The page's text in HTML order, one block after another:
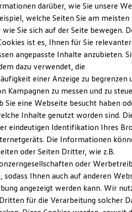
der ID. Modelle
im Winter
Lebensdauer
6
Versionen und Updates
zu Ihrem ID.
anfordern
darüber, wie Sie unsere
welche Seiten Sie am meisten
wie Sie sich auf der Seite bewegen.
ist es, Ihnen für Sie
angepasste Inhalte anzubieten.
dazu verwendet, die
einer Anzeige zu begrenzen
Kampagnen zu messen und zu
Sie eine Webseite besucht haben
Inhalte genutzt worden sind.
eindeutigen Identifikation Ihres
Die Informationen
oder Seiten Dritter, wie z.B.
oder
sodass Ihnen auch auf anderen
angezeigt werden kann. Wir
für die Verarbeitung solcher